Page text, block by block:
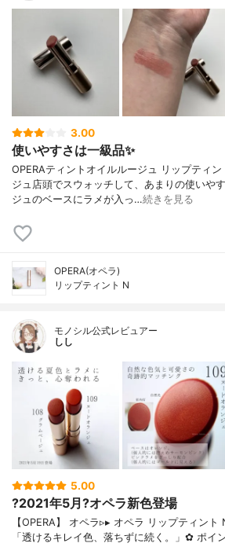
3.00
使いやすさは一級品✨
OPERAティントオイルルージュ リップティ
ジュ店頭でスウォッチして、あまりの使いや
ジュのベースにラメが入っ…続きを見る
OPERA(オペラ)
リップティント N
モノシル公式レビュアー
しし
5.00
?2021年5月?オペラ新色登場
【OPERA】 オペラ▹▸ オペラ リップティン
「透けるキレイ色、落ちずに続く。」✿ ポイ